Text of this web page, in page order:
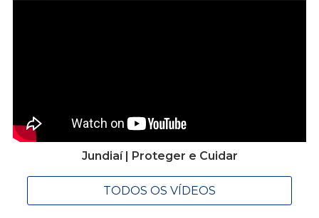
Jundiaí | Proteger e Cuidar
TODOS OS VÍDEOS